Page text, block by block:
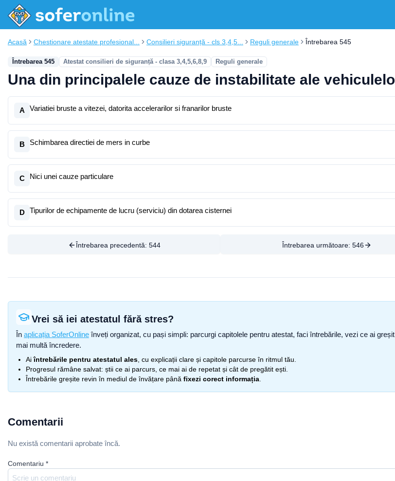
Acasă Chestionare atestate profesional... Consilieri siguranță - cls 3,4,5... Reguli generale Întrebarea 545
Întrebarea 545 Atestat consilieri de siguranță - clasa 3,4,5,6,8,9 Reguli generale
Una din principalele cauze de instabilitate ale
A Variatiei bruste a vitezei, datorita accelerarilor si franarilor bruste
B Schimbarea directiei de mers in curbe
C Nici unei cauze particulare
D Tipurilor de echipamente de lucru (serviciu) din dotarea cisternei
Întrebarea precedentă: 544 Întrebarea următoare: 546
Vrei să iei atestatul fără stres?
În aplicația SoferOnline înveți organizat, cu pași simpli: parcurgi capitolele pentru atestat, faci întrebările, vezi ce ai
mai multă încredere.
Aiîntrebările pentru atestatul ales , cu explicații clare și capitole parcurse în ritmul tău.
Progresul rămâne salvat: știi ce ai parcurs, ce mai ai de repetat și cât de pregătit ești.
Întrebările greșite revin în mediul de învățare până fixezi corect informația
Comentarii
Nu există comentarii aprobate încă.
Comentariu *